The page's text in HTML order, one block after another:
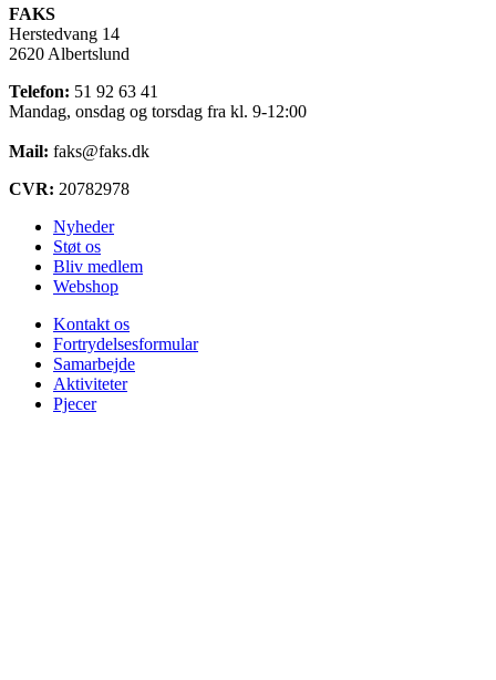
FAKS
Herstedvang 14
2620 Albertslund
Telefon: 51 92 63 41
Mandag, onsdag og torsdag fra kl. 9-12:00
Mail: faks@faks.dk
CVR: 20782978
Nyheder
Støt os
Bliv medlem
Webshop
Kontakt os
Fortrydelsesformular
Samarbejde
Aktiviteter
Pjecer